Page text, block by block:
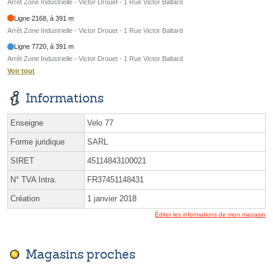
Arrêt Zone Industrielle - Victor Drouet - 1 Rue Victor Baltard
Ligne 2168, à 391 m
Arrêt Zone Industrielle - Victor Drouet - 1 Rue Victor Baltard
Ligne 7720, à 391 m
Arrêt Zone Industrielle - Victor Drouet - 1 Rue Victor Baltard
Voir tout
Informations
Enseigne Velo 77
Forme juridique SARL
SIRET 45114843100021
N° TVA Intra. FR37451148431
Création 1 janvier 2018
Éditer les informations de mon magasin
Magasins proches